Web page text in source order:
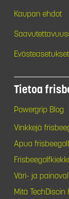
Kaupan ehdot
Evästeasetukset
Tietoa
Powergrip Blog
Vinkkejä
Apua
Väri- ja
Mitä